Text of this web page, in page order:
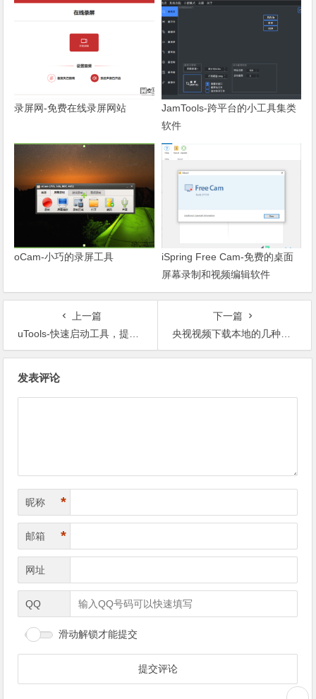
录屏网-免费在线录屏网站
JamTools-跨平台的小工具集类
软件
oCam-小巧的录屏工具
iSpring Free Cam-免费的桌面
屏幕录制和视频编辑软件
上一篇
uTools-快速启动工具，提高生产力
下一篇
央视视频下载本地的几种方法
发表评论
昵称 *
邮箱 *
网址
QQ
滑动解锁才能提交